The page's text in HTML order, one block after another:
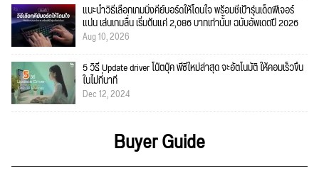
แนะนำวิธีเลือกเกมมิ่งคีย์บอร์ดให้โดนใจ พร้อมชี้เป้ารุ่นเด็ดฟีเจอร์
แน่น เล่นเกมลื่น เริ่มต้นแค่ 2,086 บาทเท่านั้น! ฉบับอัพเดตปี 2026
Aug 10, 2026
5 วิธี Update driver โน๊ตบุ๊ค พีซีใหม่ล่าสุด จะอัตโนมัติ ให้คอมเร็วขึ้น
ในไม่กี่นาที
Dec 12, 2024
Buyer Guide